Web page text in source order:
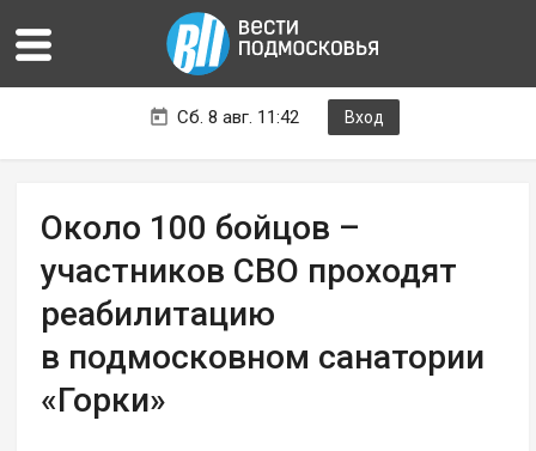
Сб. 8 авг. 11:42 Вход
Около 100 бойцов –
участников СВО проходят
реабилитацию
в подмосковном санатории
«Горки»